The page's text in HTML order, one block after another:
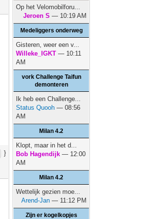
}
Op het Velomobilforu...
Jeroen S — 10:19 AM
Medeliggers onderweg
Gisteren, weer een v...
Willeke_IGKT — 10:11
AM
vork Challenge Taifun
demonteren
Ik heb een Challenge...
Status Quooh — 08:56
AM
Milan 4.2
Klopt, maar in het d...
Bob Hagendijk — 12:00
AM
Milan 4.2
Wettelijk gezien moe...
Arend-Jan — 11:12 PM
Zijn er kogelkopjes